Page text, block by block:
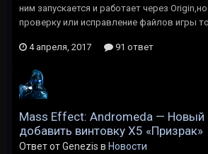
ним запускается и работает через
проверку или исправление файлов игры
4 апреля, 2017 91 ответ
Mass Effect: Andromeda — Новый
добавить винтовку X5 «Призрак»
Ответ от Genezis в Новости